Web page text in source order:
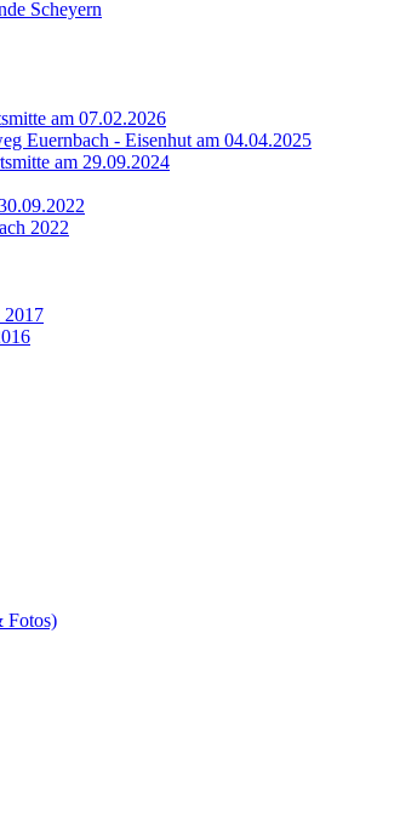
Scheyern
am 07.02.2026
Euernbach - Eisenhut am 04.04.2025
am 29.09.2024
2022
2017
Fotos)